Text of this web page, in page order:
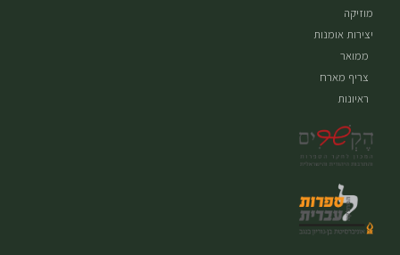
מוזיקה
יצירות אומנות
ממואר
צריף מארח
ראיונות